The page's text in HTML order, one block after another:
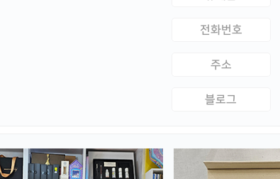
전화번호
주소
블로그